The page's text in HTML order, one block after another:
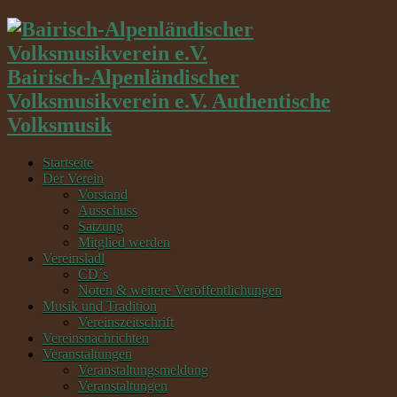
Bairisch-Alpenländischer
Volksmusikverein e.V. Authentische
Volksmusik
Startseite
Der Verein
Vorstand
Ausschuss
Satzung
Mitglied werden
Vereinsladl
CD´s
Noten & weitere Veröffentlichungen
Musik und Tradition
Vereinszeitschrift
Vereinsnachrichten
Veranstaltungen
Veranstaltungsmeldung
Veranstaltungen